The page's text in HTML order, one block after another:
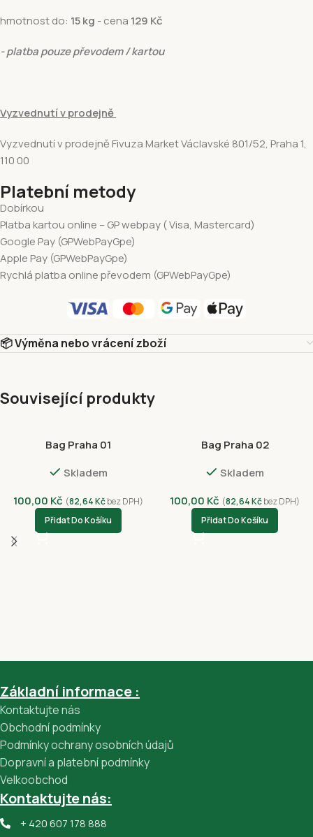
hmotnost do: 15 kg - cena 129 Kč
- platba pouze převodem / kartou
Vyzvednutí v prodejně
Vyzvednutí v prodejně Fivuza Market Václavské 801/52, Praha 1,
110 00
Platební metody
Dobírkou
Platba kartou online – GP webpay ( Visa, Mastercard)
Google Pay (GPWebPayGpe)
Apple Pay (GPWebPayGpe)
Rychlá platba online převodem (GPWebPayGpe)
📦 Výměna nebo vrácení zboží
Související produkty
Bag Praha 01
Skladem
100,00 Kč (82,64Kčbez DPH)
Přidat Do Košíku
Bag Praha 02
Skladem
100,00 Kč (82,64Kčbez DPH)
Přidat Do Košíku
Základní informace :
Kontaktujte nás
Obchodní podmínky
Podmínky ochrany osobních údajů
Dopravní a platební podmínky
Velkoobchod
Kontaktujte nás:
+ 420 607 178 888